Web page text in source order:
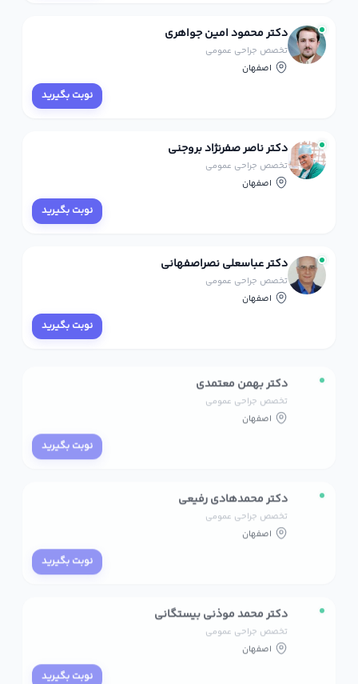
دکتر محمود امین جواهری
تخصص جراحی عمومی
اصفهان
نوبت بگیرید
دکتر ناصر صفرنژاد بروجنی
تخصص جراحی عمومی
اصفهان
نوبت بگیرید
دکتر عباسعلی نصراصفهانی
تخصص جراحی عمومی
اصفهان
نوبت بگیرید
دکتر بهمن معتمدی
تخصص جراحی عمومی
اصفهان
نوبت بگیرید
دکتر محمدهادی رفیعی
تخصص جراحی عمومی
اصفهان
نوبت بگیرید
دکتر محمد موذنی بیستگانی
تخصص جراحی عمومی
اصفهان
نوبت بگیرید